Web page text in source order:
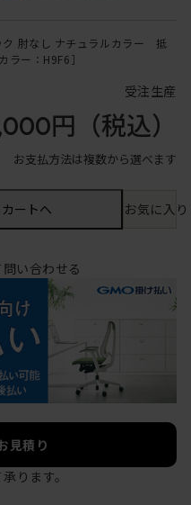
肘なし ナチュラルカラー 抵
ー：H9F6］
受注生産
円 （税込）
お支払方法は複数から選べます
カートへ お気に入
い合わせる
見積り
ります。